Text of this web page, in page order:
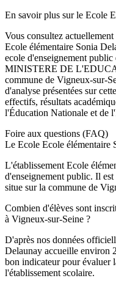
En savoir plus sur le Ecole
Vous consultez
Ecole élémentaire Sonia
ecole d'enseignement public
MINISTERE DE
commune de Vigneux-sur-
d'analyse présentées sur
effectifs, résultats
l'Éducation Nationale et de
Foire aux questions (FAQ)
Le Ecole Ecole élémentaire
L'établissement Ecole
d'enseignement public. Il est
situe sur la commune de
Combien d'élèves sont
à Vigneux-sur-Seine ?
D'après nos données
Delaunay accueille environ
bon indicateur pour évaluer
l'établissement scolaire.